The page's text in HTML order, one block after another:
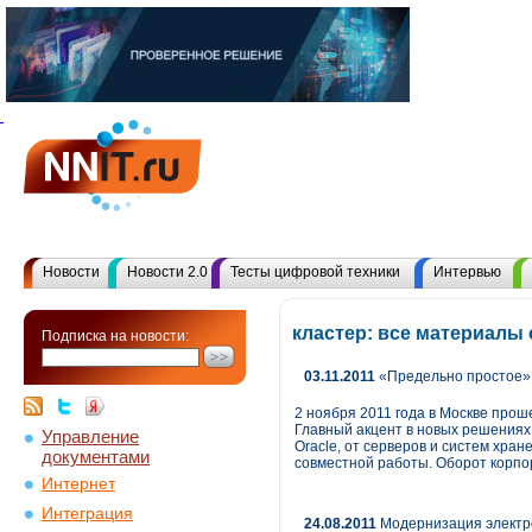
Новости Новости 2.0 Тесты цифровой техники Интервью
Подписка на новости:
Управление
документами
Интернет
Интеграция
кластер: все
03.11.2011 «Предельно
2 ноября 2011 года в Москве
Главный акцент в новых
Oracle, от серверов и систем
совместной работы. Оборот
24.08.2011 Модернизация